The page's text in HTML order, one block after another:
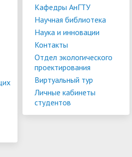
Кафедры АнГТУ
Научная библиотека
Наука и инновации
Контакты
Отдел экологического
проектирования
Виртуальный тур
Личные кабинеты
студентов